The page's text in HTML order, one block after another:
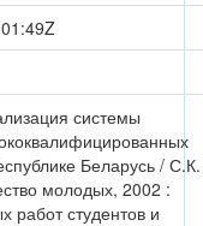
системы
Беларусь / С.К.
молодых, 2002 :
работ студентов и